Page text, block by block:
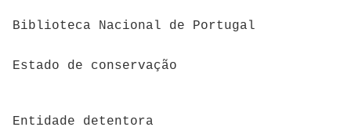
Biblioteca Nacional de Portugal
Estado de conservação
Entidade detentora